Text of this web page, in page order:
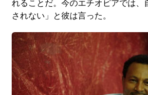
れることだ。今のエチオピアでは、
されない」と彼は言った。